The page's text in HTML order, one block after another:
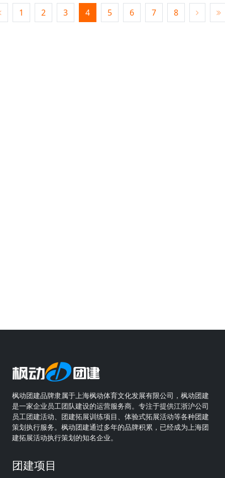
1 2 3 4 5 6 7 8
枫动团建品牌隶属于上海枫动体育文化发展有限公司，枫动团建
是一家企业员工团队建设的运营服务商。专注于提供江浙沪公司
员工团建活动、团建拓展训练项目、体验式拓展活动等各种团建
策划执行服务。枫动团建通过多年的品牌积累，已经成为上海团
建拓展活动执行策划的知名企业。
团建项目